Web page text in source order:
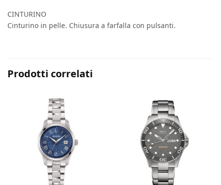
CINTURINO
Cinturino in pelle. Chiusura a farfalla con pulsanti.
Prodotti correlati